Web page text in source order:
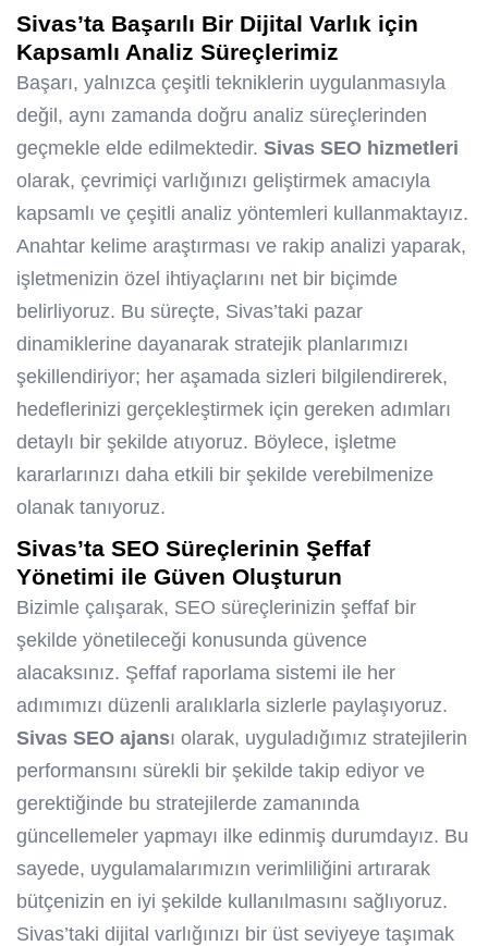
Sivas’ta Başarılı Bir Dijital Varlık için
Kapsamlı Analiz Süreçlerimiz
Başarı, yalnızca çeşitli tekniklerin uygulanmasıyla
değil, aynı zamanda doğru analiz süreçlerinden
geçmekle elde edilmektedir. Sivas SEO hizmetleri
olarak, çevrimiçi varlığınızı geliştirmek amacıyla
kapsamlı ve çeşitli analiz yöntemleri kullanmaktayız.
Anahtar kelime araştırması ve rakip analizi yaparak,
işletmenizin özel ihtiyaçlarını net bir biçimde
belirliyoruz. Bu süreçte, Sivas’taki pazar
dinamiklerine dayanarak stratejik planlarımızı
şekillendiriyor; her aşamada sizleri bilgilendirerek,
hedeflerinizi gerçekleştirmek için gereken adımları
detaylı bir şekilde atıyoruz. Böylece, işletme
kararlarınızı daha etkili bir şekilde verebilmenize
olanak tanıyoruz.
Sivas’ta SEO Süreçlerinin Şeffaf
Yönetimi ile Güven Oluşturun
Bizimle çalışarak, SEO süreçlerinizin şeffaf bir
şekilde yönetileceği konusunda güvence
alacaksınız. Şeffaf raporlama sistemi ile her
adımımızı düzenli aralıklarla sizlerle paylaşıyoruz.
Sivas SEO ajansı olarak, uyguladığımız stratejilerin
performansını sürekli bir şekilde takip ediyor ve
gerektiğinde bu stratejilerde zamanında
güncellemeler yapmayı ilke edinmiş durumdayız. Bu
sayede, uygulamalarımızın verimliliğini artırarak
bütçenizin en iyi şekilde kullanılmasını sağlıyoruz.
Sivas’taki dijital varlığınızı bir üst seviyeye taşımak